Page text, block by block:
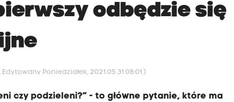
odbędzie się
Edytowany Poniedziałek, 2021.05.31 08:01 )
czy podzieleni?” - to główne pytanie, które ma